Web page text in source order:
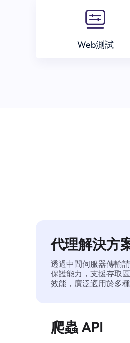
Web測試
代理解決方
透過中間伺服器傳輸
保護能力，支援存取
效能，廣泛適用於多種
爬蟲 API